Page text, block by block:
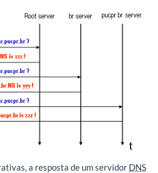
a resposta de um servidor DNS